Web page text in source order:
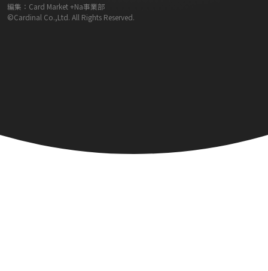
編集：Card Market +Na事業部
©Cardinal Co.,Ltd. All Rights Reserved.